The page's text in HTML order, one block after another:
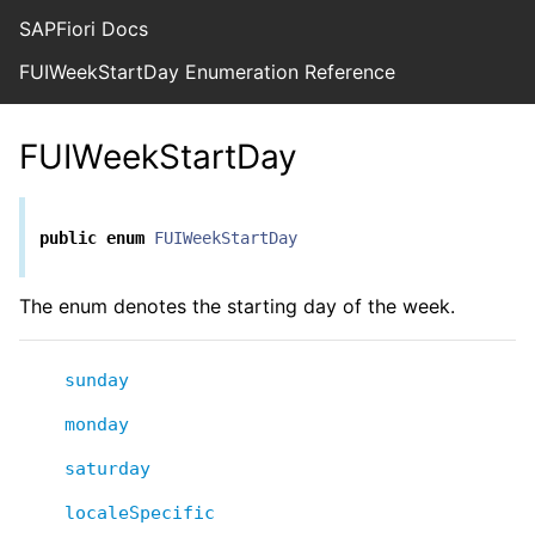
SAPFiori Docs
FUIWeekStartDay Enumeration Reference
FUIWeekStartDay
public enum FUIWeekStartDay
The enum denotes the starting day of the week.
sunday
monday
saturday
localeSpecific